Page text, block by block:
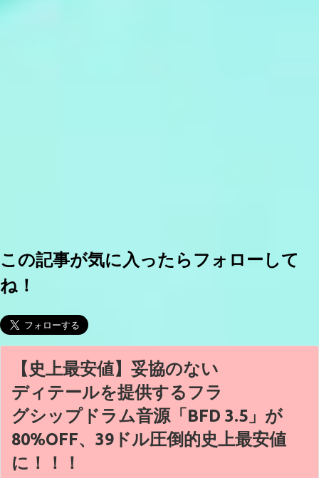
この記事が気に入ったらフォローして
ね！
【史上最安値】妥協のない
ディテールを提供するフラ
グシップドラム音源「BFD 3.5」が
80%OFF、39ドル圧倒的史上最安値
に！！！